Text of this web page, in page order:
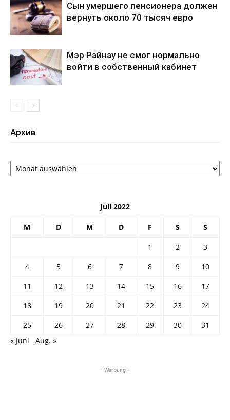
Сын умершего пенсионера должен
вернуть около 70 тысяч евро
Мэр Райнау не смог нормально
войти в собственный кабинет
Архив
Архив
Juli 2022
M D M D F S S
1 2
3
4
5 6 7 8 9
10
11
12 13 14 15 16
17
18
19 20 21 22 23
24
25
26 27 28 29 30
31
« Juni
Aug. »
- Werbung -